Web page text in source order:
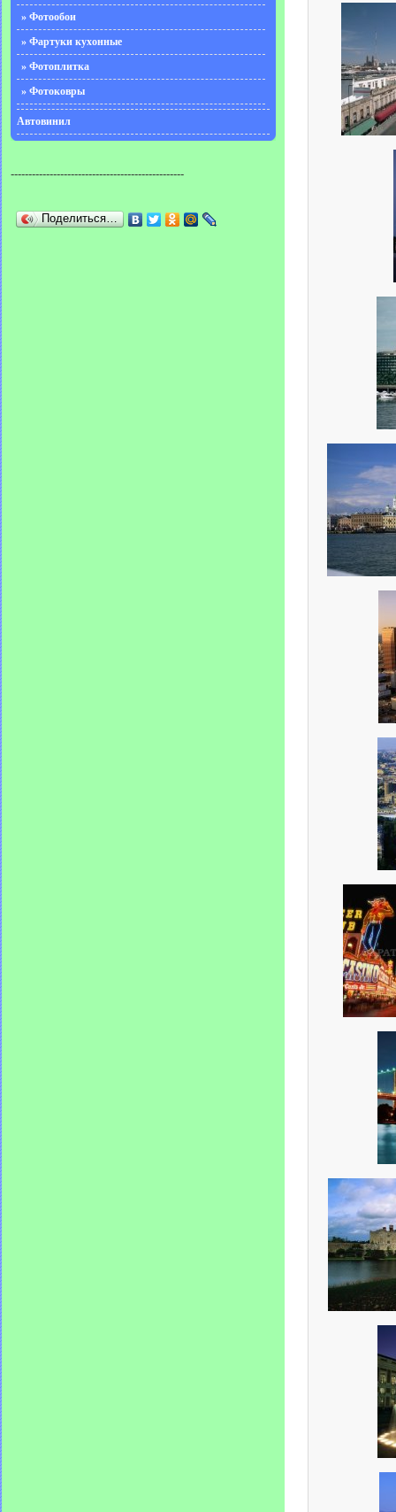
» Фотообои
» Фартуки кухонные
» Фотоплитка
» Фотоковры
Автовинил
-------------------------------------------------
Поделиться…